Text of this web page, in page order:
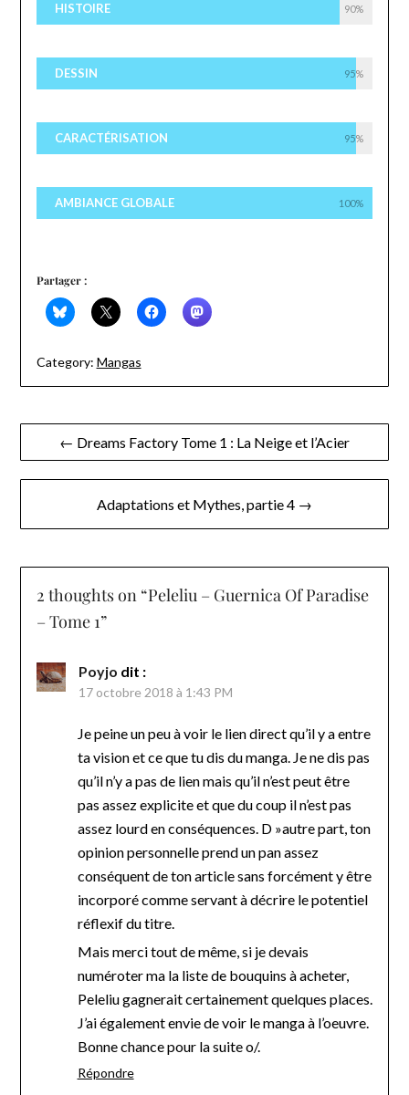
HISTOIRE 90%
DESSIN 95%
CARACTÉRISATION 95%
AMBIANCE GLOBALE 100%
Partager :
Category: Mangas
Navigation
de
← Dreams Factory Tome 1 : La Neige et l’Acier
Adaptations et Mythes, partie 4 →
2 thoughts on “Peleliu – Guernica Of Paradise
– Tome 1”
Poyjo dit :
17 octobre 2018 à 1:43 PM
Je peine un peu à voir le lien direct qu’il y a entre
ta vision et ce que tu dis du manga. Je ne dis pas
qu’il n’y a pas de lien mais qu’il n’est peut être
pas assez explicite et que du coup il n’est pas
assez lourd en conséquences. D »autre part, ton
opinion personnelle prend un pan assez
conséquent de ton article sans forcément y être
incorporé comme servant à décrire le potentiel
réflexif du titre.
Mais merci tout de même, si je devais
numéroter ma la liste de bouquins à acheter,
Peleliu gagnerait certainement quelques places.
J’ai également envie de voir le manga à l’oeuvre.
Bonne chance pour la suite o/.
Répondre